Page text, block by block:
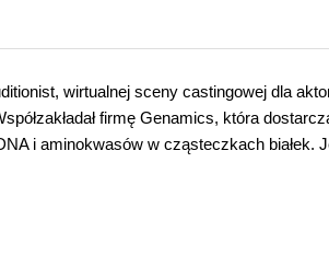
wirtualnej sceny castingowej dla
firmę Genamics, która
i aminokwasów w cząsteczkach białek.